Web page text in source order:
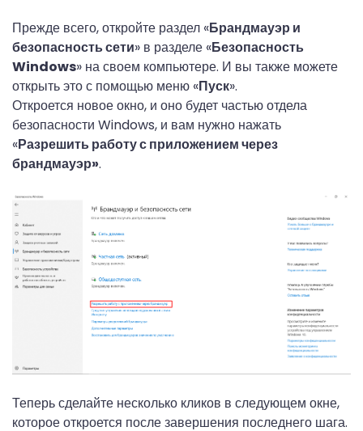
Прежде всего, откройте раздел «Брандмауэр и
безопасность сети» в разделе «Безопасность
Windows» на своем компьютере. И вы также можете
открыть это с помощью меню «Пуск».
Откроется новое окно, и оно будет частью отдела
безопасности Windows, и вам нужно нажать
«Разрешить работу с приложением через
брандмауэр».
Теперь сделайте несколько кликов в следующем окне,
которое откроется после завершения последнего шага.